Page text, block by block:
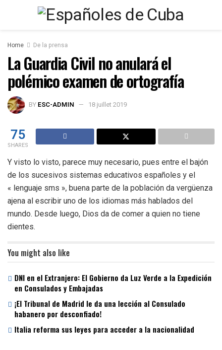
Home De la prensa
La Guardia Civil no anulará el
polémico examen de ortografía
BY ESC-ADMIN 18 juillet 2019
75
SHARES
Y visto lo visto, parece muy necesario, pues entre el bajón
de los sucesivos sistemas educativos españoles y el
« lenguaje sms », buena parte de la población da vergüenza
ajena al escribir uno de los idiomas más hablados del
mundo. Desde luego, Dios da de comer a quien no tiene
dientes.
You might also like
DNI en el Extranjero: El Gobierno da Luz Verde a la Expedición
en Consulados y Embajadas
¡El Tribunal de Madrid le da una lección al Consulado
habanero por desconfiado!
Italia reforma sus leyes para acceder a la nacionalidad